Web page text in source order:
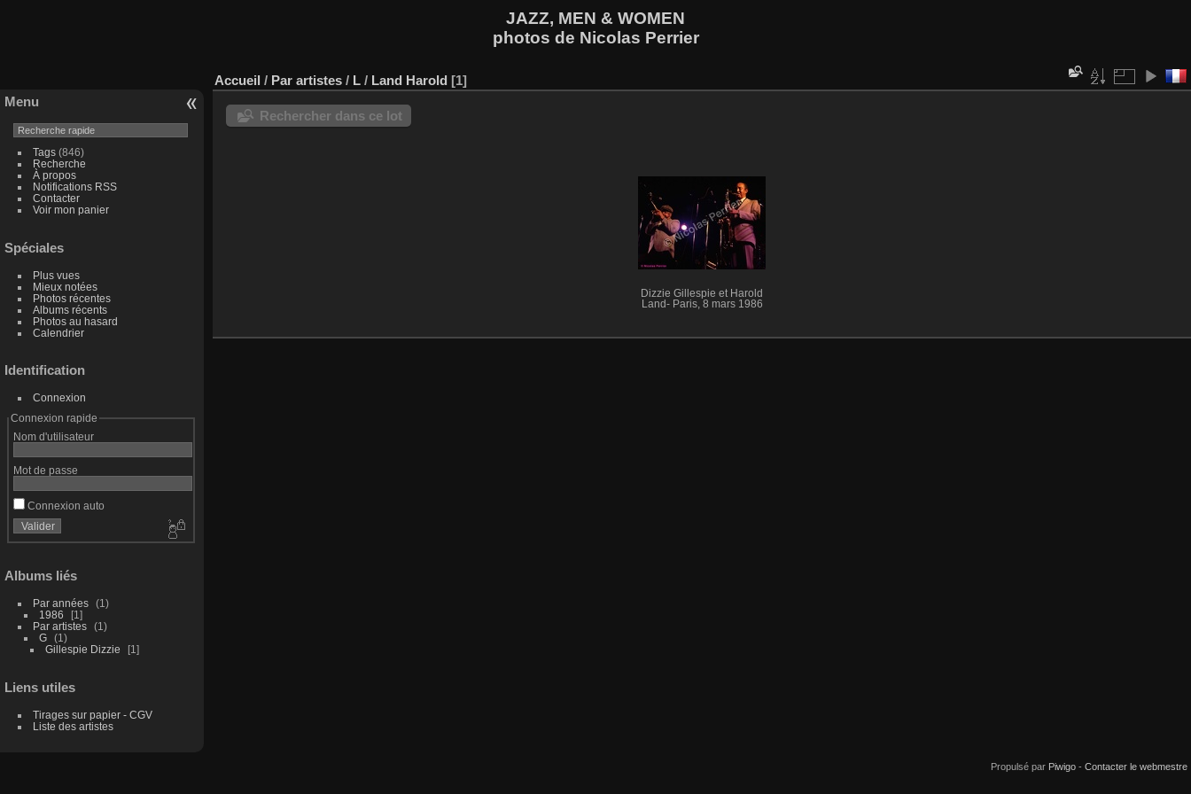
JAZZ, MEN & WOMEN
photos de Nicolas Perrier
Menu
Tags(846)
Recherche
À propos
Notifications RSS
Contacter
Voir mon panier
Spéciales
Plus vues
Mieux notées
Photos récentes
Albums récents
Photos au hasard
Calendrier
Identification
Connexion
Connexion rapide
Nom d'utilisateur
Mot de passe
Connexion auto
Albums liés
Par années
1
1986
1
Par artistes
1
G
1
Gillespie Dizzie
1
Liens utiles
Tirages sur papier - CGV
Liste des artistes
Accueil / Par artistes / L / Land Harold 1
Rechercher dans ce lot
Dizzie Gillespie et Harold
Land- Paris, 8 mars 1986
Propulsé par Piwigo - Contacter le webmestre